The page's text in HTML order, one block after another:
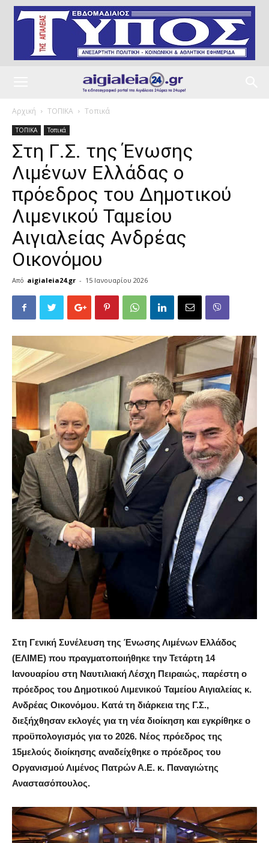
Αρχική ΤΟΠΙΚΑ Τοπικά
ΤΟΠΙΚΑ Τοπικά
Στη Γ.Σ. της Ένωσης
Λιμένων Ελλάδας ο
πρόεδρος του Δημοτικού
Λιμενικού Ταμείου
Αιγιαλείας Ανδρέας
Οικονόμου
Από aigialeia24.gr - 15 Ιανουαρίου 2026
Στη Γενική Συνέλευση της Ένωσης Λιμένων Ελλάδος
(ΕΛΙΜΕ) που πραγματοποιήθηκε την Τετάρτη 14
Ιανουαρίου στη Ναυτιλιακή Λέσχη Πειραιώς, παρέστη ο
πρόεδρος του Δημοτικού Λιμενικού Ταμείου Αιγιαλείας κ.
Ανδρέας Οικονόμου. Κατά τη διάρκεια της Γ.Σ.,
διεξήχθησαν εκλογές για τη νέα διοίκηση και εγκρίθηκε ο
προϋπολογισμός για το 2026. Νέος πρόεδρος της
15μελούς διοίκησης αναδείχθηκε ο πρόεδρος του
Οργανισμού Λιμένος Πατρών Α.Ε. κ. Παναγιώτης
Αναστασόπουλος.